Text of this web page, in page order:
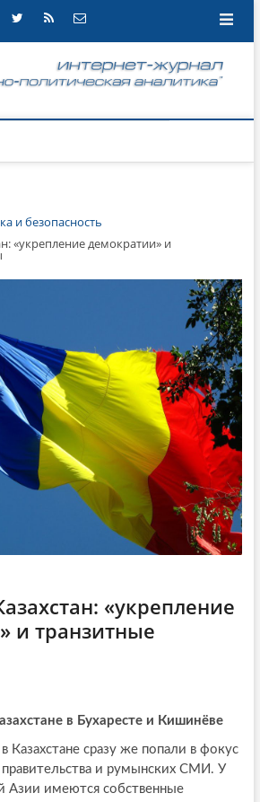
и безопасность
«укрепление демократии» и
«укрепление
и транзитные
в Бухаресте и Кишинёве
Казахстане сразу же попали в фокус
и румынских СМИ. У
Азии имеются собственные